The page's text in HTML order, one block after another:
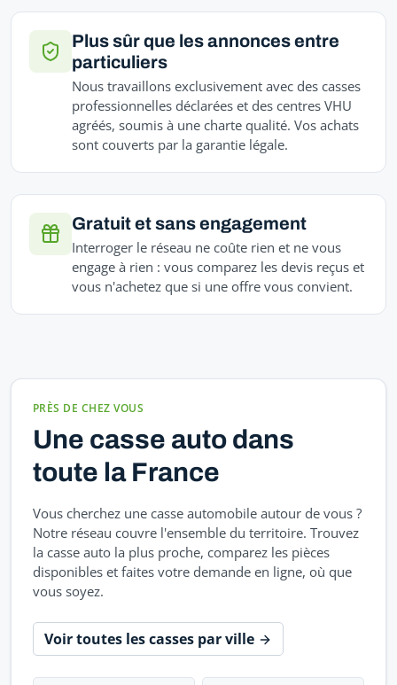
Plus sûr que les annonces entre
particuliers
Nous travaillons exclusivement avec des casses
professionnelles déclarées et des centres VHU
agréés, soumis à une charte qualité. Vos achats
sont couverts par la garantie légale.
Gratuit et sans engagement
Interroger le réseau ne coûte rien et ne vous
engage à rien : vous comparez les devis reçus et
vous n'achetez que si une offre vous convient.
PRÈS DE CHEZ VOUS
Une casse auto dans
toute la France
Vous cherchez une casse automobile autour de vous ?
Notre réseau couvre l'ensemble du territoire. Trouvez
la casse auto la plus proche, comparez les pièces
disponibles et faites votre demande en ligne, où que
vous soyez.
Voir toutes les casses par ville